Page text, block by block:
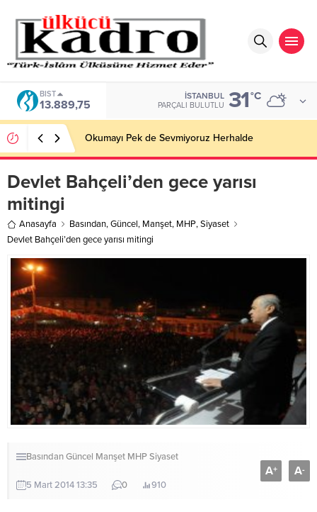
BIST
13.889,75
İSTANBUL
PARÇALI BULUTLU 31°C
Okumayı Pek de Sevmiyoruz Herhalde
Devlet Bahçeli’den gece yarısı
mitingi
Anasayfa Basından,Güncel, Manşet, MHP,Siyaset
Devlet Bahçeli’den gece yarısı mitingi
BasındanGüncel Manşet MHPSiyaset
5 Mart 2014 13:35 0 910
A+ A-